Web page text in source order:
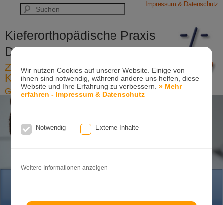
Wir nutzen Cookies auf unserer Website. Einige von
ihnen sind notwendig, während andere uns helfen, diese
Website und Ihre Erfahrung zu verbessern.» Mehr
erfahren - Impressum & Datenschutz
Notwendig Externe Inhalte
Weitere Informationen anzeigen
Impressum & Datenschutz
Kieferorthopädische Praxis
Dr. Konik & Kollegen
Zahn- und Kieferregulierungen für
Kinder und Erwachsene
Ganzheitliche-Kieferorthopädie
Erwachsenen-Kieferorthopädie
Tel. +49